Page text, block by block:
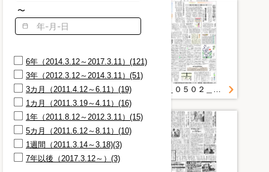
〜
6年（2014.3.12～2017.3.11）(121)
3年（2012.3.12～2014.3.11）(51)
3カ月（2011.4.12～6.11）(19)
1カ月（2011.3.19～4.11）(16)
1年（2011.8.12～2012.3.11）(15)
5カ月（2011.6.12～8.11）(10)
1週間（2011.3.14～3.18)(3)
7年以後（2017.3.12～）(3)
２０１１＿０３２２＿１２＿母子受け入れ図りＨＰ 子育てネット 県立大生が作成